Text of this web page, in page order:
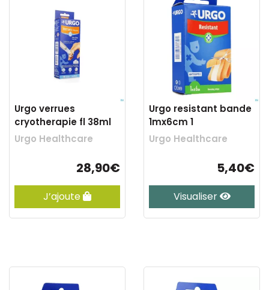
Urgo verrues
cryotherapie fl 38ml
Urgo Healthcare
28,90€
J’ajoute
Urgo resistant bande
1mx6cm 1
Urgo Healthcare
5,40€
Visualiser